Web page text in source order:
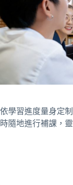
依學習進度量身定
時隨地進行補課，